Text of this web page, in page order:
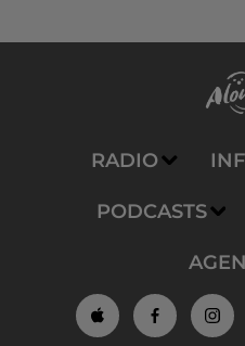
RADIO
PODCASTS